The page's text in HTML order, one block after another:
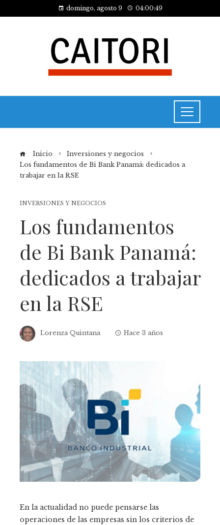
domingo, agosto 9 04:00:49
Inicio
Inversiones y negocios
Los fundamentos de Bi Bank Panamá: dedicados a
trabajar en la RSE
INVERSIONES Y NEGOCIOS
Los fundamentos
de Bi Bank Panamá:
dedicados a trabajar
en la RSE
Lorenza Quintana Hace 3 años
En la actualidad no puede pensarse las
operaciones de las empresas sin los criterios de